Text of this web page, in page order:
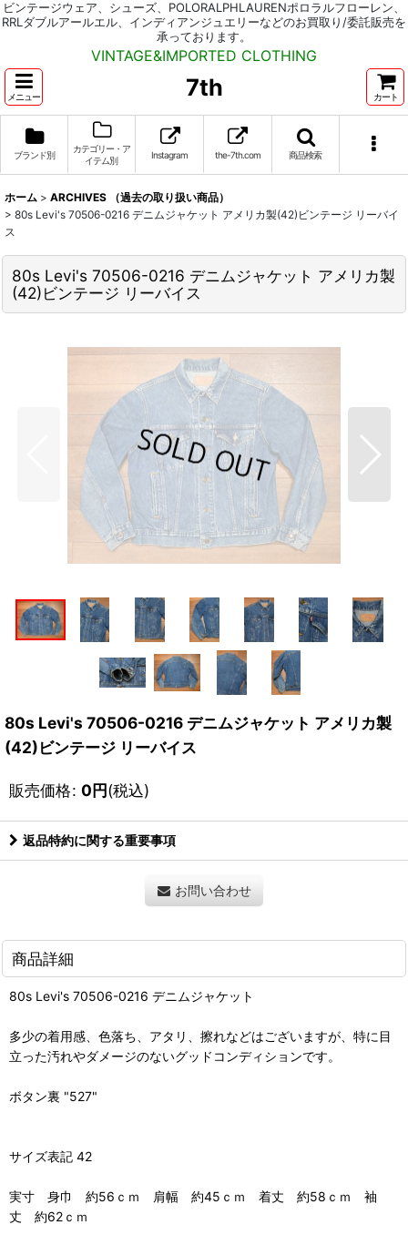
ビンテージウェア、シューズ、POLORALPHLAURENポロラルフローレン、
RRLダブルアールエル、インディアンジュエリーなどのお買取り/委託販売を
承っております。
VINTAGE&IMPORTED CLOTHING
メニュー 7th カート
ブランド別
カテゴリー・ア
イテム別
Instagram the-7th.com 商品検索
ホーム > ARCHIVES （過去の取り扱い商品）
> 80s Levi's 70506-0216 デニムジャケット アメリカ製(42)ビンテージ リーバイ
ス
80s Levi's 70506-0216 デニムジャケット アメリカ製
(42)ビンテージ リーバイス
80s Levi's 70506-0216 デニムジャケット アメリカ製
(42)ビンテージ リーバイス
販売価格: 0円(税込)
返品特約に関する重要事項
お問い合わせ
商品詳細
80s Levi's 70506-0216 デニムジャケット
多少の着用感、色落ち、アタリ、擦れなどはございますが、特に目
立った汚れやダメージのないグッドコンディションです。
ボタン裏 "527"
サイズ表記 42
実寸 身巾 約56ｃｍ 肩幅 約45ｃｍ 着丈 約58ｃｍ 袖
丈 約62ｃｍ